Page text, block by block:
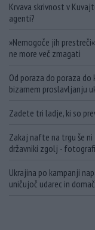
Krvava skrivnost v
agenti?
»Nemogoče jih
ne more več zmagati
Od poraza do poraza do
bizarnem proslavljanju
Zadete tri ladje, ki so
Zakaj nafte na trgu še
državniki zgolj -
Ukrajina po kampanji
uničujoč udarec in